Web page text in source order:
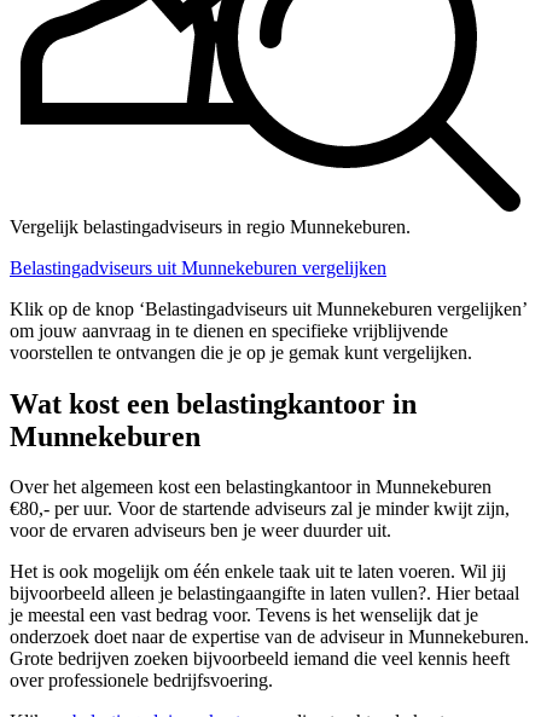
Vergelijk belastingadviseurs in regio Munnekeburen.
Belastingadviseurs uit Munnekeburen vergelijken
Klik op de knop ‘Belastingadviseurs uit Munnekeburen vergelijken’
om jouw aanvraag in te dienen en specifieke vrijblijvende
voorstellen te ontvangen die je op je gemak kunt vergelijken.
Wat kost een belastingkantoor in
Munnekeburen
Over het algemeen kost een belastingkantoor in Munnekeburen
€80,- per uur. Voor de startende adviseurs zal je minder kwijt zijn,
voor de ervaren adviseurs ben je weer duurder uit.
Het is ook mogelijk om één enkele taak uit te laten voeren. Wil jij
bijvoorbeeld alleen je belastingaangifte in laten vullen?. Hier betaal
je meestal een vast bedrag voor. Tevens is het wenselijk dat je
onderzoek doet naar de expertise van de adviseur in Munnekeburen.
Grote bedrijven zoeken bijvoorbeeld iemand die veel kennis heeft
over professionele bedrijfsvoering.